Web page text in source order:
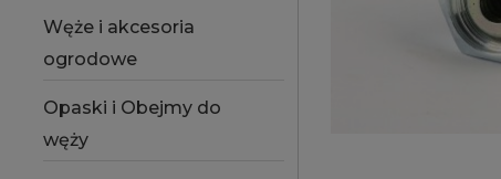
Węże i akcesoria
ogrodowe
Opaski i Obejmy do
węży